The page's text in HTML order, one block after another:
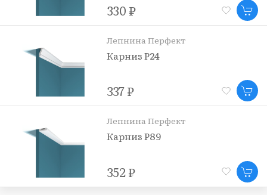
330 ₽
Лепнина Перфект
Карниз P24
337 ₽
Лепнина Перфект
Карниз P89
352 ₽